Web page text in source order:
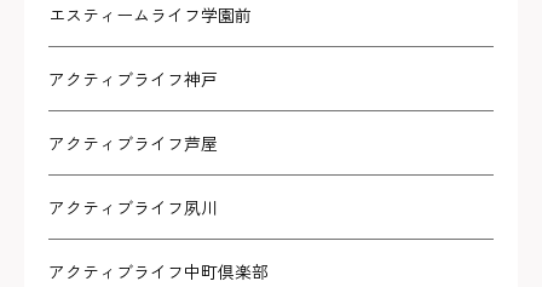
エスティームライフ学園前
アクティブライフ神戸
アクティブライフ芦屋
アクティブライフ夙川
アクティブライフ中町倶楽部